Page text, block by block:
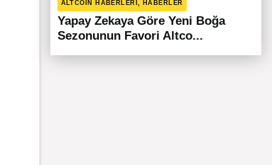
ALTCOIN HABERLERI, HABERLER
Yapay Zekaya Göre Yeni Boğa
Sezonunun Favori Altco...